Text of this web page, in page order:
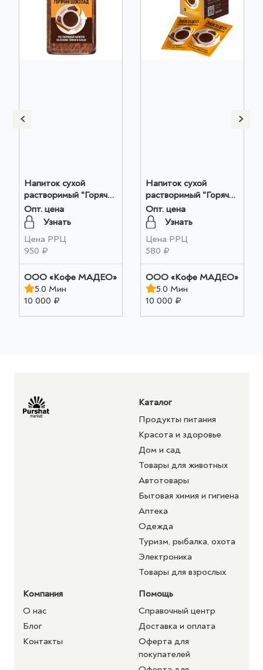
Напиток сухой
растворимый "Горячий
шоколад Корица-
Апельсин" Мадео
0,500кг оптом
Опт. цена
Узнать
Цена РРЦ
950 ₽
OOO «Кофе МАДЕО»
5.0 Мин
10 000 ₽
Напиток сухой
растворимый "Горячий
шоколад Корица-
Апельсин" Мадео
10шт*0,025кг оптом
Опт. цена
Узнать
Цена РРЦ
580 ₽
OOO «Кофе МАДЕО»
5.0 Мин
10 000 ₽
Каталог
Продукты питания
Красота и здоровье
Дом и сад
Товары для животных
Автотовары
Бытовая химия и гигиена
Аптека
Одежда
Туризм, рыбалка, охота
Электроника
Товары для взрослых
Компания
О нас
Блог
Контакты
Помощь
Справочный центр
Доставка и оплата
Оферта для
покупателей